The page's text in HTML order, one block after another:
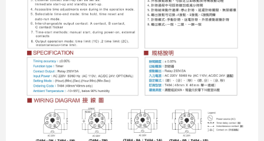
Đồng hồ nhiệt độ Hanyoung AX
series: Sản phẩm tối ưu cho ứng
dụng phổ thông
AME ENGINEERING: Nhà phân phối
chính hãng cảm biến nhiệt độ
Okazaki Japan